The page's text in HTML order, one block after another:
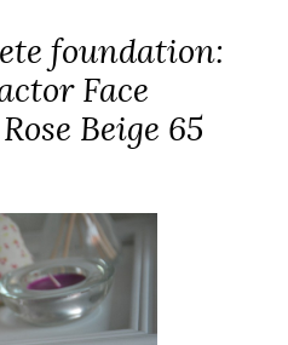
foundation:
Face
Beige 65